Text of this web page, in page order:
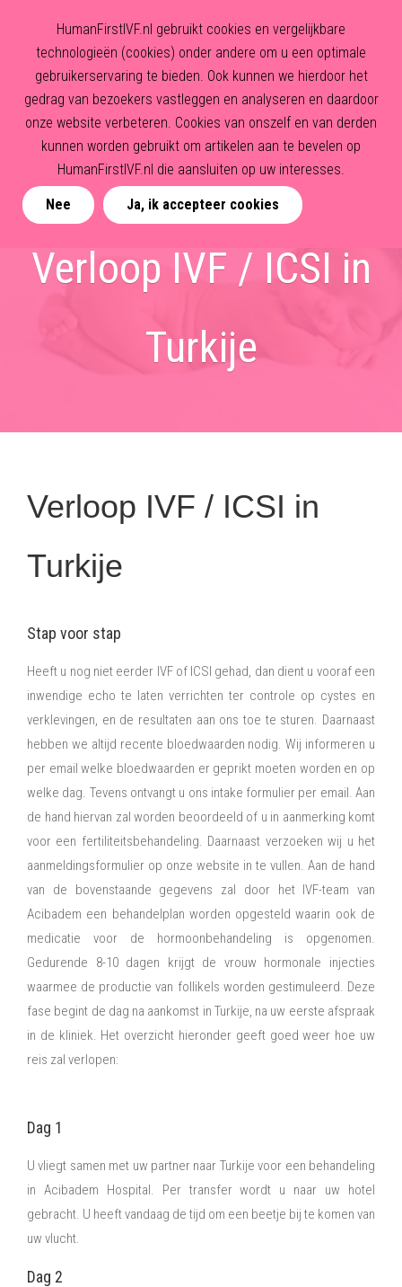
Verloop IVF / ICSI in
Turkije
Verloop IVF / ICSI in
Turkije
Stap voor stap
Heeft u nog niet eerder IVF of ICSI gehad, dan dient u vooraf een
inwendige echo te laten verrichten ter controle op cystes en
verklevingen, en de resultaten aan ons toe te sturen. Daarnaast
hebben we altijd recente bloedwaarden nodig. Wij informeren u
per email welke bloedwaarden er geprikt moeten worden en op
welke dag. Tevens ontvangt u ons intake formulier per email. Aan
de hand hiervan zal worden beoordeeld of u in aanmerking komt
voor een fertiliteitsbehandeling. Daarnaast verzoeken wij u het
aanmeldingsformulier op onze website in te vullen. Aan de hand
van de bovenstaande gegevens zal door het IVF-team van
Acibadem een behandelplan worden opgesteld waarin ook de
medicatie voor de hormoonbehandeling is opgenomen.
Gedurende 8-10 dagen krijgt de vrouw hormonale injecties
waarmee de productie van follikels worden gestimuleerd. Deze
fase begint de dag na aankomst in Turkije, na uw eerste afspraak
in de kliniek. Het overzicht hieronder geeft goed weer hoe uw
reis zal verlopen:
Dag 1
U vliegt samen met uw partner naar Turkije voor een behandeling
in Acibadem Hospital. Per transfer wordt u naar uw hotel
gebracht. U heeft vandaag de tijd om een beetje bij te komen van
uw vlucht.
Dag 2
HumanFirstIVF.nl gebruikt cookies en vergelijkbare
technologieën (cookies) onder andere om u een optimale
gebruikerservaring te bieden. Ook kunnen we hierdoor het
gedrag van bezoekers vastleggen en analyseren en daardoor
onze website verbeteren. Cookies van onszelf en van derden
kunnen worden gebruikt om artikelen aan te bevelen op
HumanFirstIVF.nl die aansluiten op uw interesses.
Nee Ja, ik accepteer cookies